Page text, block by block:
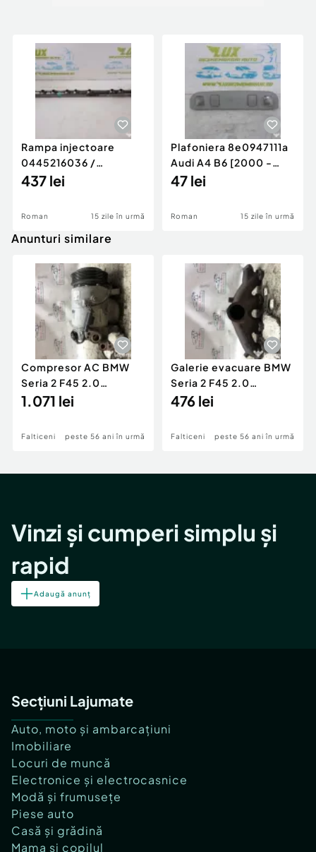
Rampa injectoare
0445216036 /
780542302 3.0 d 313
437 lei
Roman 15 zile în urmă
Plafoniera 8e0947111a
Audi A4 B6 [2000 -
2005]
47 lei
Roman 15 zile în urmă
Anunturi similare
Compresor AC BMW
Seria 2 F45 2.0
Motorina 2016
1.071 lei
Falticeni peste 56 ani în urmă
Galerie evacuare BMW
Seria 2 F45 2.0
Motorina 2016
476 lei
Falticeni peste 56 ani în urmă
Vinzi și cumperi simplu și
rapid
Adaugă anunț
Secțiuni Lajumate
Auto, moto și ambarcațiuni
Imobiliare
Locuri de muncă
Electronice și electrocasnice
Modă și frumusețe
Piese auto
Casă și grădină
Mama și copilul